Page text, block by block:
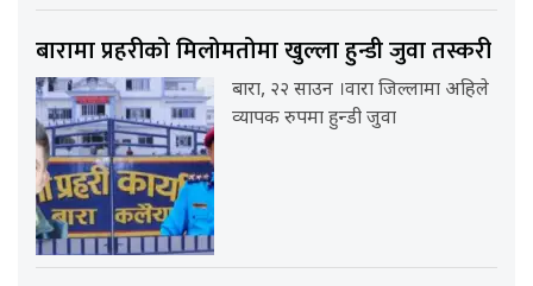
बारामा प्रहरीको मिलोमतोमा खुल्ला हुन्डी जुवा तस्करी
बारा, २२ साउन ।वारा जिल्लामा अहिले
व्यापक रुपमा हुन्डी जुवा